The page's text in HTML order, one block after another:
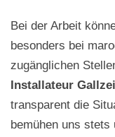
Bei der Arbeit
besonders bei
zugänglichen
Installateur
transparent die
bemühen uns stets